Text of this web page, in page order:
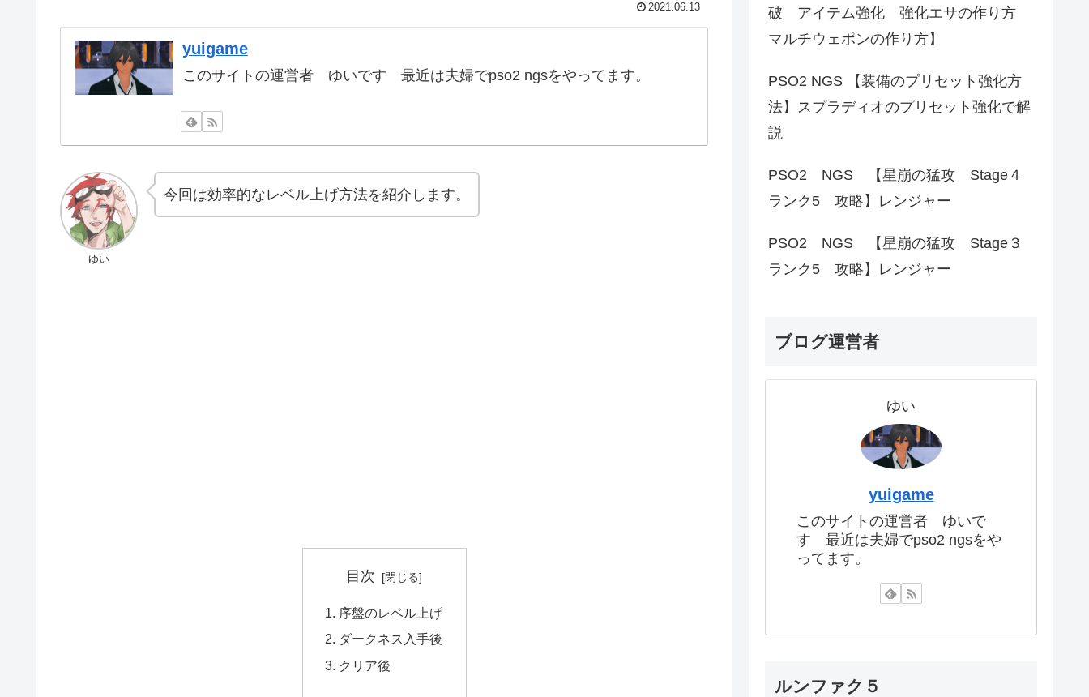
2021.06.13
yuigame
このサイトの運営者 ゆいです 最近は夫婦でpso2 ngsをやってます。
ゆい
今回は効率的なレベル上げ方法を紹介します。
目次
序盤のレベル上げ
ダークネス入手後
クリア後
破 アイテム強化 強化エサの作り方
マルチウェポンの作り方】
PSO2 NGS 【装備のプリセット強化方
法】スプラディオのプリセット強化で解
説
PSO2 NGS 【星崩の猛攻 Stage４
ランク5 攻略】レンジャー
PSO2 NGS 【星崩の猛攻 Stage３
ランク5 攻略】レンジャー
ブログ運営者
ゆい
yuigame
このサイトの運営者 ゆいで
す 最近は夫婦でpso2 ngsをや
ってます。
ルンファク５